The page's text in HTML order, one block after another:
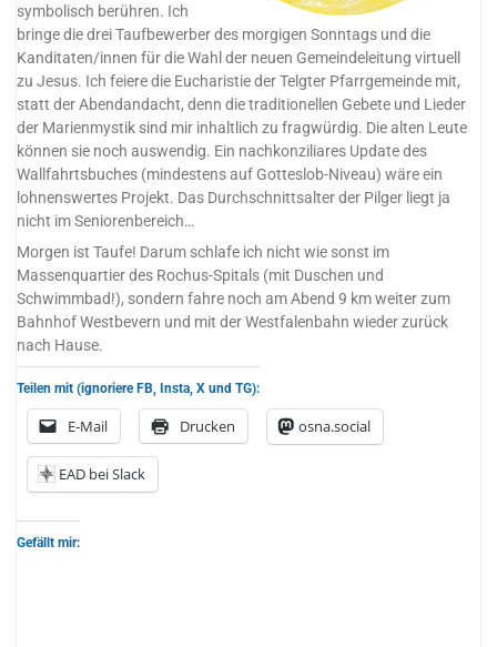
symbolisch berühren. Ich
bringe die drei Taufbewerber des morgigen Sonntags und die
Kanditaten/innen für die Wahl der neuen Gemeindeleitung virtuell
zu Jesus. Ich feiere die Eucharistie der Telgter Pfarrgemeinde mit,
statt der Abendandacht, denn die traditionellen Gebete und Lieder
der Marienmystik sind mir inhaltlich zu fragwürdig. Die alten Leute
können sie noch auswendig. Ein nachkonziliares Update des
Wallfahrtsbuches (mindestens auf Gotteslob-Niveau) wäre ein
lohnenswertes Projekt. Das Durchschnittsalter der Pilger liegt ja
nicht im Seniorenbereich…
Morgen ist Taufe! Darum schlafe ich nicht wie sonst im
Massenquartier des Rochus-Spitals (mit Duschen und
Schwimmbad!), sondern fahre noch am Abend 9 km weiter zum
Bahnhof Westbevern und mit der Westfalenbahn wieder zurück
nach Hause.
Teilen mit (ignoriere FB, Insta, X und TG):
E-Mail Drucken osna.social
EAD bei Slack
Gefällt mir: